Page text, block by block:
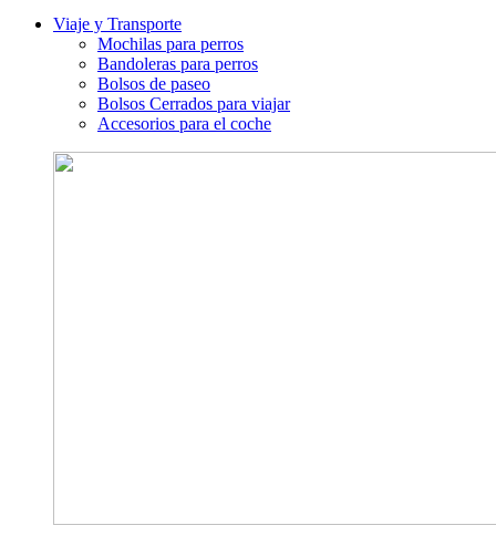
Viaje y Transporte
Mochilas para perros
Bandoleras para perros
Bolsos de paseo
Bolsos Cerrados para viajar
Accesorios para el coche